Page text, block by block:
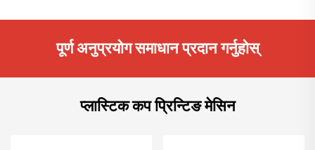
पूर्ण अनुप्रयोग समाधान प्रदान गर्नुहोस्
प्लास्टिक कप प्रिन्टिङ मेसिन